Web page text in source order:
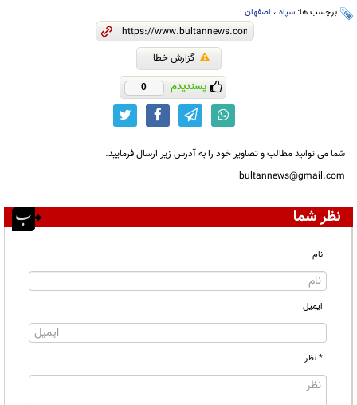
برچسب ها: سپاه ، اصفهان
گزارش خطا
پسندیدم 0
شما می توانید مطالب و تصاویر خود را به آدرس زیر ارسال فرمایید.
bultannews@gmail.com
نظر شما
نام
ایمیل
* نظر